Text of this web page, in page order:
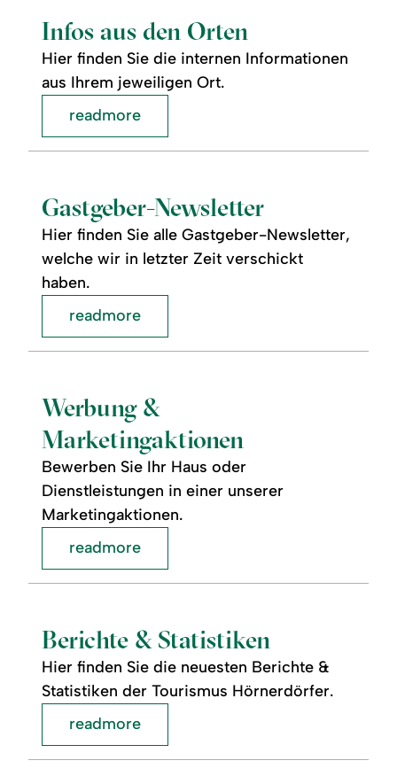
Infos aus den Orten
Hier finden Sie die internen Informationen
aus Ihrem jeweiligen Ort.
den
Orten
readmore
Gastgeber-Newsletter
Hier finden Sie alle Gastgeber-Newsletter,
welche wir in letzter Zeit verschickt
haben.
readmore:
readmore
Werbung &
Marketingaktionen
Bewerben Sie Ihr Haus oder
Dienstleistungen in einer unserer
Marketingaktionen.
readmore:
Marketingaktionen
readmore
Berichte & Statistiken
Hier finden Sie die neuesten Berichte &
Statistiken der Tourismus Hörnerdörfer.
readmore:
Statistiken
readmore
readmore: